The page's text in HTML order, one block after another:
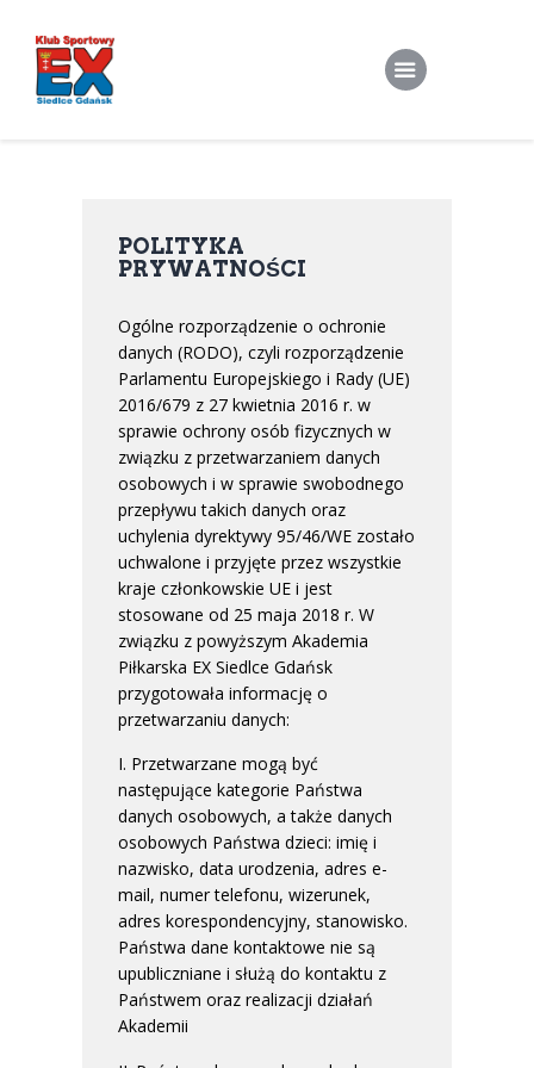
O Klubie
Stroje klubowe
Zapisy
Treningi Indywidualne
Do pobrania
Kontakt
POLITYKA
PRYWATNOŚCI
Ogólne rozporządzenie o ochronie
danych (RODO), czyli rozporządzenie
Parlamentu Europejskiego i Rady (UE)
2016/679 z 27 kwietnia 2016 r. w
sprawie ochrony osób fizycznych w
związku z przetwarzaniem danych
osobowych i w sprawie swobodnego
przepływu takich danych oraz
uchylenia dyrektywy 95/46/WE zostało
uchwalone i przyjęte przez wszystkie
kraje członkowskie UE i jest
stosowane od 25 maja 2018 r. W
związku z powyższym Akademia
Piłkarska EX Siedlce Gdańsk
przygotowała informację o
przetwarzaniu danych:
I. Przetwarzane mogą być
następujące kategorie Państwa
danych osobowych, a także danych
osobowych Państwa dzieci: imię i
nazwisko, data urodzenia, adres e-
mail, numer telefonu, wizerunek,
adres korespondencyjny, stanowisko.
Państwa dane kontaktowe nie są
upubliczniane i służą do kontaktu z
Państwem oraz realizacji działań
Akademii